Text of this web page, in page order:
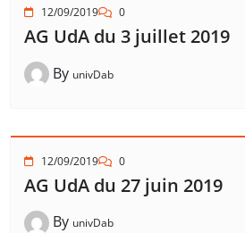
12/09/2019 0
AG UdA du 3 juillet 2019
By univDab
12/09/2019 0
AG UdA du 27 juin 2019
By univDab